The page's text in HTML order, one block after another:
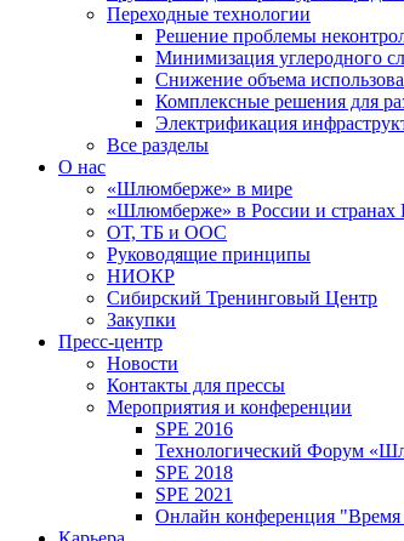
Переходные технологии
Решение проблемы
Минимизация углеродного
Снижение объема
Комплексные решения для
Электрификация
Все разделы
О нас
«Шлюмберже» в мире
«Шлюмберже» в России и странах
ОТ, ТБ и ООС
Руководящие принципы
НИОКР
Сибирский Тренинговый Центр
Закупки
Пресс-центр
Новости
Контакты для прессы
Мероприятия и конференции
SPE 2016
Технологический Форум
SPE 2018
SPE 2021
Онлайн конференция "Время